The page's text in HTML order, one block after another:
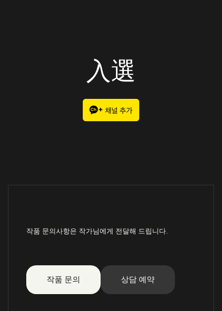
入選
작품 문의사항은 작가님에게 전달해 드립니다.
작품 문의 상담 예약